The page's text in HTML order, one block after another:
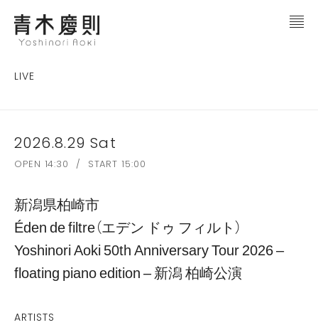
LIVE
2026.8.29 Sat
OPEN 14:30 / START 15:00
新潟県柏崎市
Éden de filtre（エデン ドゥ フィルト）
Yoshinori Aoki 50th Anniversary Tour 2026 –
floating piano edition – 新潟 柏崎公演
ARTISTS